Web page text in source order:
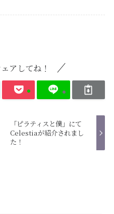
アしてね！
「ピラティスと僕」にて
Celestiaが紹介されまし
た！